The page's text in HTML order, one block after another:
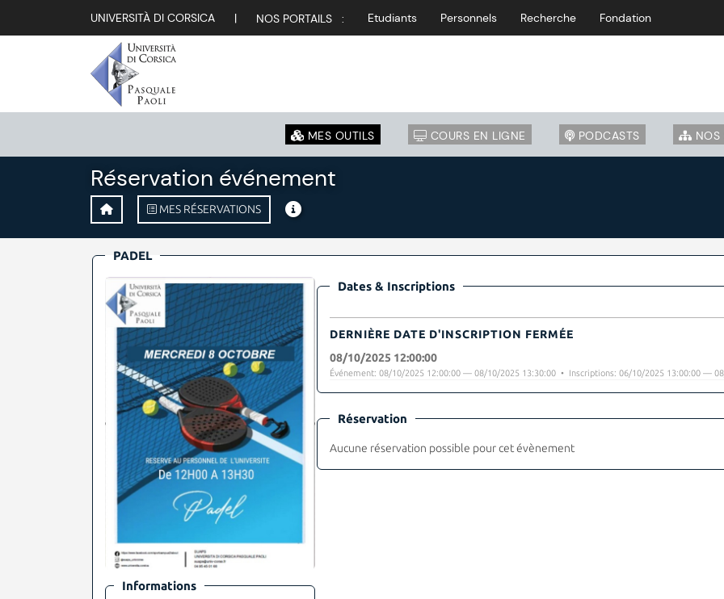
UNIVERSITÀ DI CORSICA | NOS PORTAILS : Etudiants Personnels Recherche Fondation
MES OUTILS COURS EN LIGNE PODCASTS NOS
Réservation événement
MES RÉSERVATIONS
PADEL
Informations
Dates & Inscriptions
DERNIÈRE DATE D'INSCRIPTION FERMÉE
08/10/2025 12:00:00
Événement: 08/10/2025 12:00:00 — 08/10/2025 13:30:00 • Inscriptions: 06/10/2025 13:00:00 —
Réservation
Aucune réservation possible pour cet évènement